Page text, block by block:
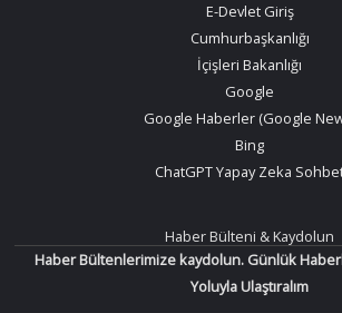
E-Devlet Giriş
Cumhurbaşkanlığı
İçişleri Bakanlığı
Google
Google Haberler (Google
Bing
ChatGPT Yapay Zeka
Haber Bülteni & Kaydolun
Haber Bültenlerimize kaydolun. Günlük
Yoluyla Ulaştıralım